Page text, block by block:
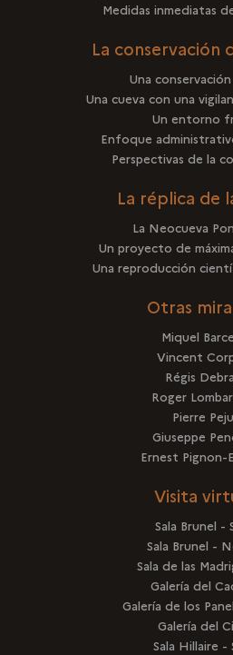
Medidas inmediatas
La conservación
Una
Una cueva con una
Un entorno
Enfoque
Perspectivas de la
La réplica de
La Neocueva
Un proyecto de
Una reproducción
Otras
Miquel
Vincent
Régis
Roger
Pierre Peju
Giuseppe
Ernest Pignon-
Visita
Sala Brunel -
Sala Brunel -
Sala de las
Galería del
Galería de los
Galería del
Sala Hillaire -